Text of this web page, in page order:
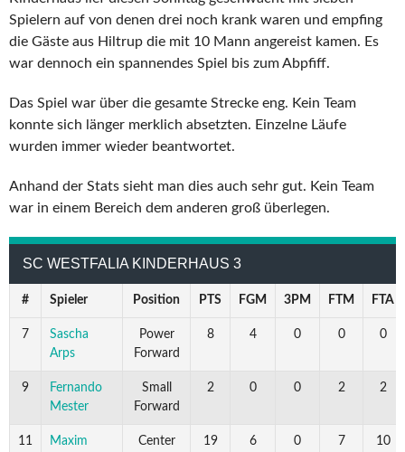
Spielern auf von denen drei noch krank waren und empfing
die Gäste aus Hiltrup die mit 10 Mann angereist kamen. Es
war dennoch ein spannendes Spiel bis zum Abpfiff.
Das Spiel war über die gesamte Strecke eng. Kein Team
konnte sich länger merklich absetzten. Einzelne Läufe
wurden immer wieder beantwortet.
Anhand der Stats sieht man dies auch sehr gut. Kein Team
war in einem Bereich dem anderen groß überlegen.
SC WESTFALIA KINDERHAUS 3
# Spieler Position PTS FGM 3PM FTM FTA
7
Sascha
Arps
Power
Forward
8 4 0 0 0
9
Fernando
Mester
Small
Forward
2 0 0 2 2
11
Maxim
Center 19 6 0 7 10